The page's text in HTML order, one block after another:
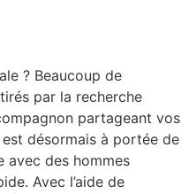
? Beaucoup de
par la recherche
partageant vos
désormais à portée de
avec des hommes
Avec l’aide de